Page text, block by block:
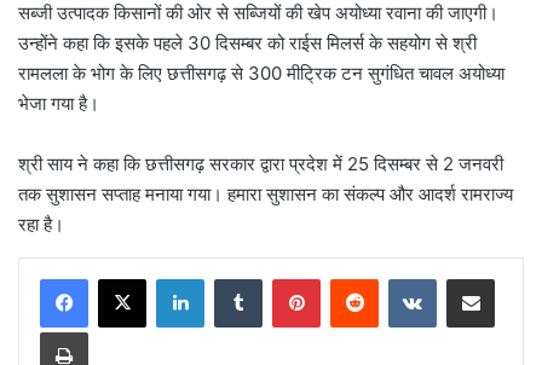
सब्जी उत्पादक किसानों की ओर से सब्जियों की खेप अयोध्या रवाना की जाएगी।
उन्होंने कहा कि इसके पहले 30 दिसम्बर को राईस मिलर्स के सहयोग से श्री
रामलला के भोग के लिए छत्तीसगढ़ से 300 मीट्रिक टन सुगंधित चावल अयोध्या
भेजा गया है।
श्री साय ने कहा कि छत्तीसगढ़ सरकार द्वारा प्रदेश में 25 दिसम्बर से 2 जनवरी
तक सुशासन सप्ताह मनाया गया। हमारा सुशासन का संकल्प और आदर्श रामराज्य
रहा है।
LinkedInTumblr PinterestReddit VKontakteShare via Email
Print